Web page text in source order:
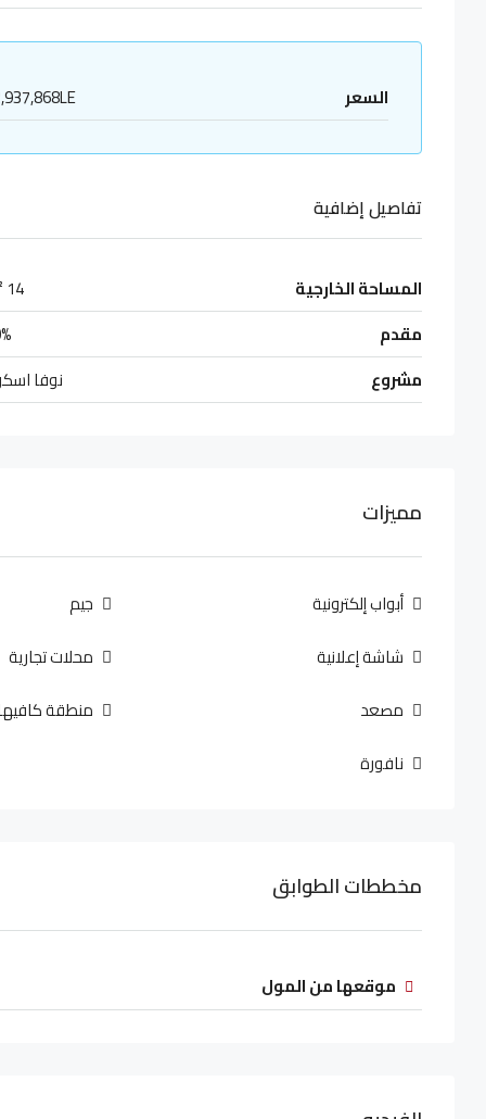
السعر
تفاصيل إضافية
المساحة الخارجية 14 m²
مقدم
مشروع
نوفا
مميزات
أبواب إلكترونية جيم
شاشة إعلانية
محلات تجارية
مصعد
منطقة
نافورة
مخططات الطوابق
موقعها من المول